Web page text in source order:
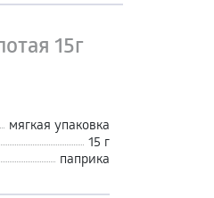
15г
мягкая упаковка
15 г
паприка